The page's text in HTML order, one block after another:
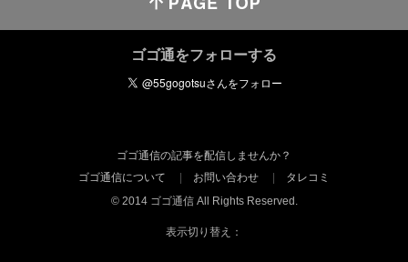
ゴゴ通をフォローする
ゴゴ通信の記事を配信しませんか？
ゴゴ通信について
お問い合わせ
タレコミ
© 2014 ゴゴ通信 All Rights Reserved.
表示切り替え：